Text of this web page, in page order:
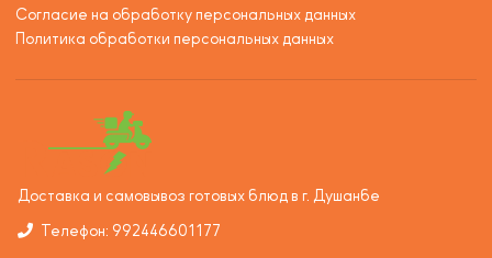
Согласие на обработку персональных данных
Политика обработки персональных данных
Доставка и самовывоз готовых блюд в г. Душанбе
Телефон: 992446601177